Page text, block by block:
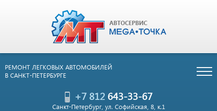
РЕМОНТ ЛЕГКОВЫХ АВТОМОБИЛЕЙ
В САНКТ-ПЕТЕРБУРГЕ
+7 812643-33-67
Санкт-Петербург, ул. Софийская, 8, к.1